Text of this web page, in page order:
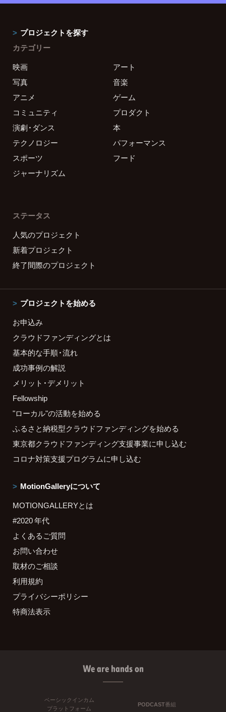
プロジェクトを探す
カテゴリー
映画
アート
写真
音楽
アニメ
ゲーム
コミュニティ
プロダクト
演劇・ダンス
本
テクノロジー
パフォーマンス
スポーツ
フード
ジャーナリズム
ステータス
人気のプロジェクト
新着プロジェクト
終了間際のプロジェクト
プロジェクトを始める
お申込み
クラウドファンディングとは
基本的な手順・流れ
成功事例の解説
メリット・デメリット
Fellowship
"ローカル"の活動を始める
ふるさと納税型クラウドファンディングを始める
東京都クラウドファンディング支援事業に申し込む
コロナ対策支援プログラムに申し込む
MotionGalleryについて
MOTIONGALLERYとは
#2020 年代
よくあるご質問
お問い合わせ
取材のご相談
利用規約
プライバシーポリシー
特商法表示
We are hands on
ベーシックインカム
プラットフォーム
PODCAST番組